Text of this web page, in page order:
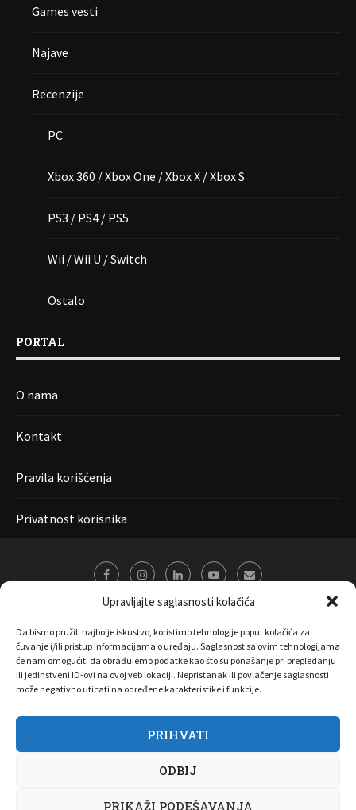
Upravljajte saglasnosti kolačića
Da bismo pružili najbolje iskustvo, koristimo tehnologije poput kolačića za
čuvanje i/ili pristup informacijama o uređaju. Saglasnost sa ovim tehnologijama
će nam omogućiti da obrađujemo podatke kao što su ponašanje pri pregledanju
ili jedinstveni ID-ovi na ovoj veb lokaciji. Nepristanak ili povlačenje saglasnosti
može negativno uticati na određene karakteristike i funkcije.
PRIHVATI
ODBIJ
PRIKAŽI PODEŠAVANJA
Games vesti
Najave
Recenzije
PC
Xbox 360 / Xbox One / Xbox X / Xbox S
PS3 / PS4 / PS5
Wii / Wii U / Switch
Ostalo
PORTAL
O nama
Kontakt
Pravila korišćenja
Privatnost korisnika
O nama Marketing Kontakt FAQ
Privatnost korisnika
Pravila korišćenja